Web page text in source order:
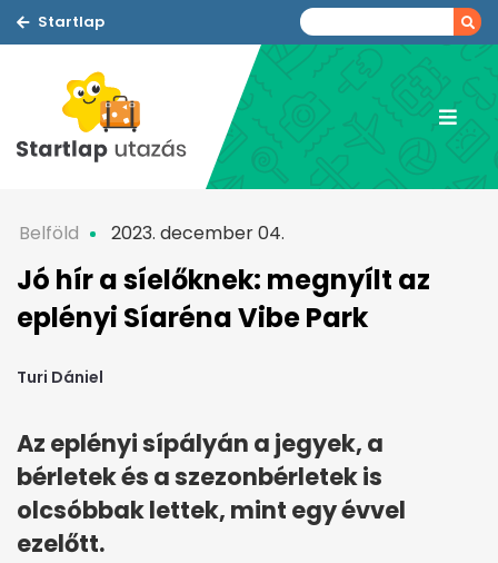
Startlap
Belföld 2023. december 04.
Jó hír a síelőknek: megnyílt az
eplényi Síaréna Vibe Park
Turi Dániel
Az eplényi sípályán a jegyek, a
bérletek és a szezonbérletek is
olcsóbbak lettek, mint egy évvel
ezelőtt.